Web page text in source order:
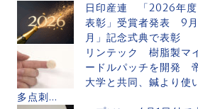
日印産連 「2026年度
表彰」受賞者発表 9
月」記念式典で表彰
リンテック 樹脂製マ
ードルパッチを開発
大学と共同、鍼より使
多点刺...